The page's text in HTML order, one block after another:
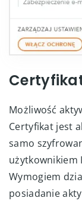
Certyfikat
Możliwość
Certyfikat jest
samo
użytkownikiem
Wymogiem
posiadanie